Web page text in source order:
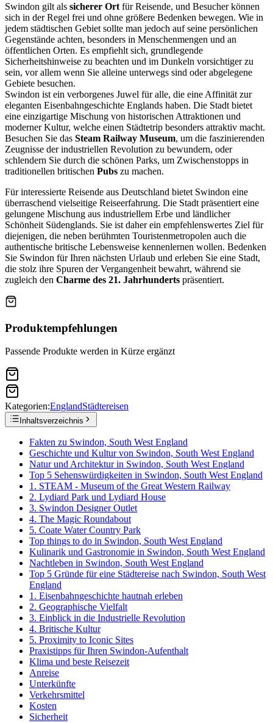
Swindon gilt als sicherer Ort für Reisende, und Besucher können
sich in der Regel frei und ohne größere Bedenken bewegen. Wie in
jedem städtischen Gebiet sollte man jedoch auf seine persönlichen
Gegenstände achten, besonders in Menschenmengen und an
öffentlichen Orten. Es empfiehlt sich, grundlegende
Sicherheitshinweise zu beachten und im Dunkeln vorsichtiger zu
sein, vor allem wenn Sie alleine unterwegs sind oder abgelegene
Gebiete besuchen.
Swindon ist ein verborgenes Juwel für alle, die eine Affinität zur
eleganten Eisenbahngeschichte Englands haben. Die Stadt bietet
eine einzigartige Mischung von historischen Attraktionen und
moderner Kultur, welche einen Städtetrip besonders attraktiv macht.
Besuchen Sie das Steam Railway Museum, um die faszinierenden
Zeugnisse der industriellen Revolution zu bewundern, oder
schlendern Sie durch die schönen Parks, um Zwischenstopps in
traditionellen britischen Pubs zu machen.
Für interessierte Reisende aus Deutschland bietet Swindon eine
überraschend vielseitige Reiseerfahrung. Die Stadt präsentiert eine
gelungene Mischung aus industriellem Erbe und ländlicher
Schönheit Südenglands. Sie ist daher ein empfehlenswertes Ziel für
diejenigen, die neben berühmten Touristenmetropolen auch die
authentische britische Lebensweise kennenlernen wollen. Bedenken
Sie Swindon für Ihren nächsten Urlaub und erleben Sie eine Stadt,
die stolz ihre Spuren der Vergangenheit bewahrt, während sie
zugleich den Charme des 21. Jahrhunderts präsentiert.
Produktempfehlungen
Passende Produkte werden in Kürze ergänzt
Kategorien:EnglandStädtereisen
Inhaltsverzeichnis
Fakten zu Swindon, South West England
Geschichte und Kultur von Swindon, South West England
Natur und Architektur in Swindon, South West England
Top 5 Sehenswürdigkeiten in Swindon, South West England
1. STEAM - Museum of the Great Western Railway
2. Lydiard Park und Lydiard House
3. Swindon Designer Outlet
4. The Magic Roundabout
5. Coate Water Country Park
Top things to do in Swindon, South West England
Kulinarik und Gastronomie in Swindon, South West England
Nachtleben in Swindon, South West England
Top 5 Gründe für eine Städtereise nach Swindon, South West
England
1. Eisenbahngeschichte hautnah erleben
2. Geographische Vielfalt
3. Einblick in die Industrielle Revolution
4. Britische Kultur
5. Proximity to Iconic Sites
Praxistipps für Ihren Swindon-Aufenthalt
Klima und beste Reisezeit
Anreise
Unterkünfte
Verkehrsmittel
Kosten
Sicherheit